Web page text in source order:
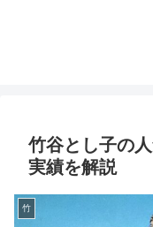
竹谷とし子の
実績を解説
竹